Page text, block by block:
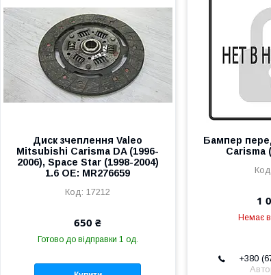
Диск зчеплення Valeo
Mitsubishi Carisma DA (1996-
2006), Space Star (1998-2004)
1.6 OE: MR276659
17212
650 ₴
Готово до відправки 1 од.
Бампер
Carisma
1
Немає в
+380